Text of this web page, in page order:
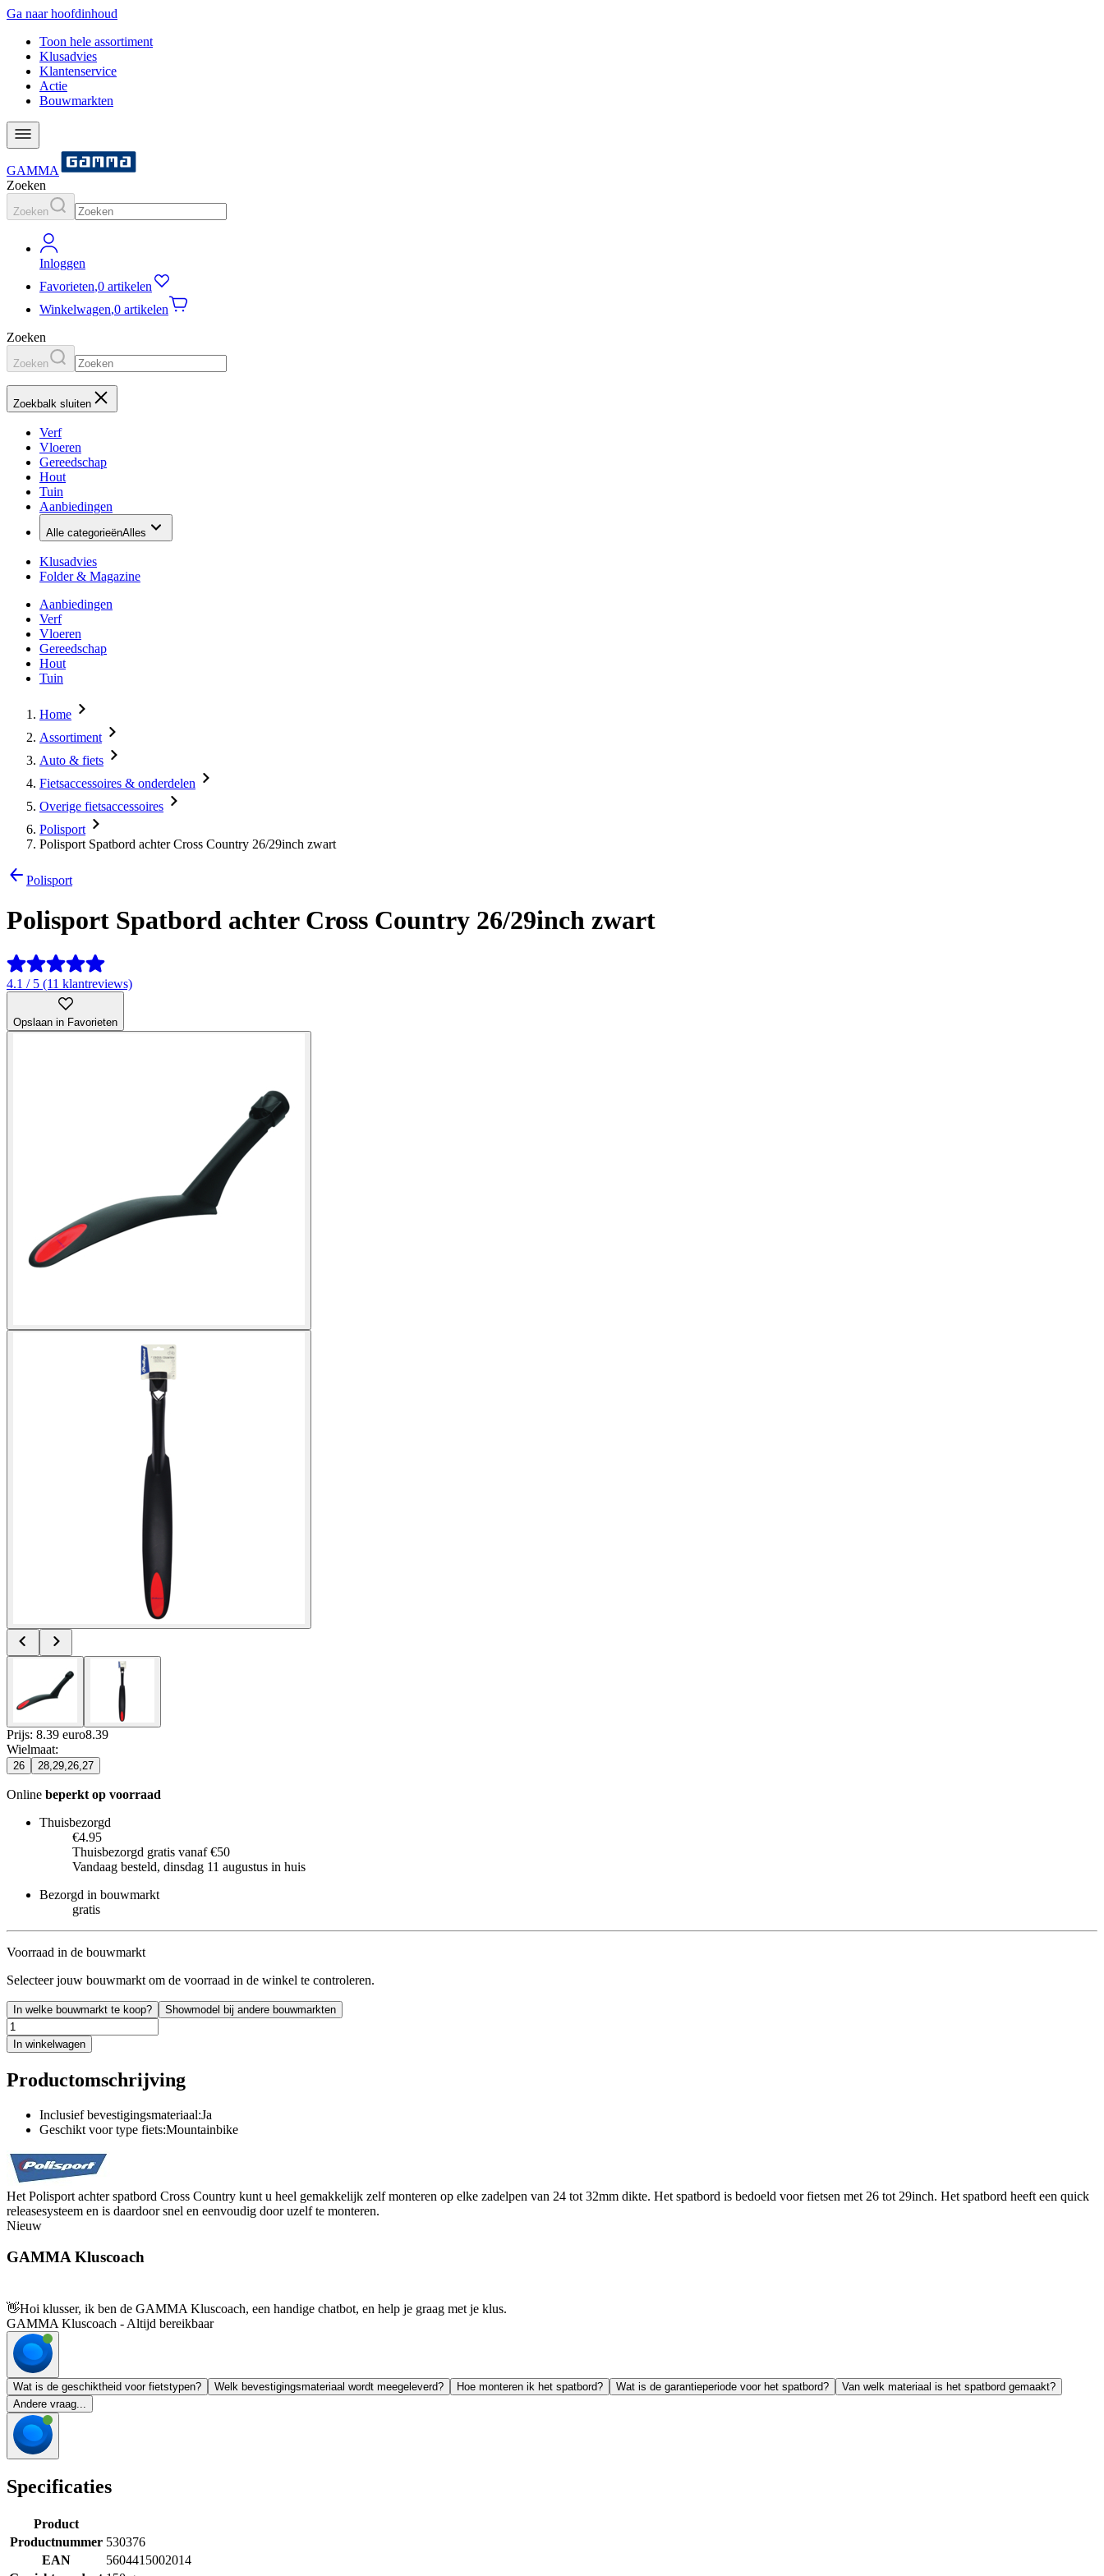
Ga naar hoofdinhoud
Toon hele assortiment
Klusadvies
Klantenservice
Actie
Bouwmarkten
GAMMA
Zoeken
Zoeken
Inloggen
Favorieten,0 artikelen
Winkelwagen,0 artikelen
Zoeken
Zoeken
Zoekbalk sluiten
Verf
Vloeren
Gereedschap
Hout
Tuin
Aanbiedingen
Alle categorieënAlles
Klusadvies
Folder & Magazine
Aanbiedingen
Verf
Vloeren
Gereedschap
Hout
Tuin
Home
Assortiment
Auto & fiets
Fietsaccessoires & onderdelen
Overige fietsaccessoires
Polisport
Polisport Spatbord achter Cross Country 26/29inch zwart
Polisport
Polisport Spatbord achter Cross Country 26/29inch zwart
4.1 / 5 (11 klantreviews)
Opslaan in Favorieten
Prijs: 8.39 euro8.39
Wielmaat:
26 28,29,26,27
Online beperkt op voorraad
Thuisbezorgd
€4.95
Thuisbezorgd gratis vanaf €50
Vandaag besteld, dinsdag 11 augustus in huis
Bezorgd in bouwmarkt
gratis
Voorraad in de bouwmarkt
Selecteer jouw bouwmarkt om de voorraad in de winkel te controleren.
In welke bouwmarkt te koop? Showmodel bij andere bouwmarkten
In winkelwagen
Productomschrijving
Inclusief bevestigingsmateriaal:Ja
Geschikt voor type fiets:Mountainbike
Het Polisport achter spatbord Cross Country kunt u heel gemakkelijk zelf monteren op elke zadelpen van 24 tot 32mm dikte. Het spatbord is bedoeld voor fietsen met 26 tot 29inch. Het spatbord heeft een quick
releasesysteem en is daardoor snel en eenvoudig door uzelf te monteren.
Nieuw
GAMMA Kluscoach
👋Hoi klusser, ik ben de GAMMA Kluscoach, een handige chatbot, en help je graag met je klus.
GAMMA Kluscoach - Altijd bereikbaar
Wat is de geschiktheid voor fietstypen? Welk bevestigingsmateriaal wordt meegeleverd? Hoe monteren ik het spatbord? Wat is de garantieperiode voor het spatbord?
Van welk materiaal is het spatbord gemaakt?
Andere vraag...
Specificaties
Product
Productnummer 530376
EAN
5604415002014